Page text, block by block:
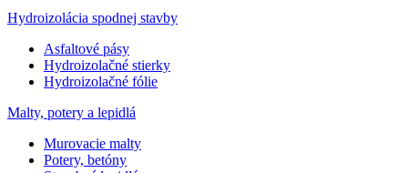
Hydroizolácia spodnej stavby
Asfaltové pásy
Hydroizolačné stierky
Hydroizolačné fólie
Malty, potery a lepidlá
Murovacie malty
Potery, betóny